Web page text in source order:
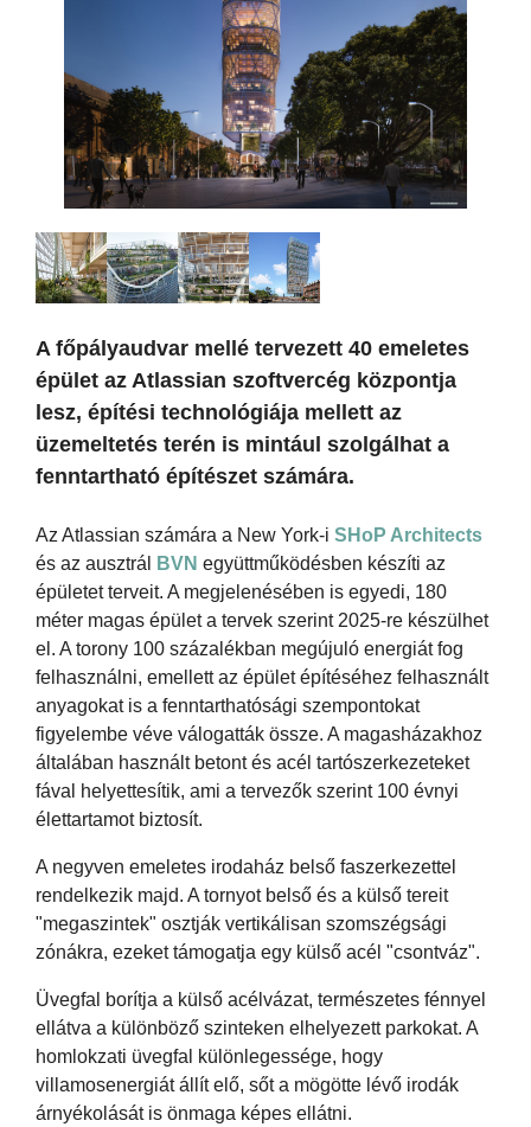
A főpályaudvar mellé tervezett 40 emeletes
épület az Atlassian szoftvercég központja
lesz, építési technológiája mellett az
üzemeltetés terén is mintául szolgálhat a
fenntartható építészet számára.
Az Atlassian számára a New York-i SHoP Architects
és az ausztrál
BVN együttműködésben készíti az
épületet terveit. A megjelenésében is egyedi, 180
méter magas épület a tervek szerint 2025-re készülhet
el. A torony 100 százalékban megújuló energiát fog
felhasználni, emellett az épület építéséhez felhasznált
anyagokat is a fenntarthatósági szempontokat
figyelembe véve válogatták össze. A magasházakhoz
általában használt betont és acél tartószerkezeteket
fával helyettesítik, ami a tervezők szerint 100 évnyi
élettartamot biztosít.
A negyven emeletes irodaház belső faszerkezettel
rendelkezik majd. A tornyot belső és a külső tereit
"megaszintek" osztják vertikálisan szomszégsági
zónákra, ezeket támogatja egy külső acél "csontváz".
Üvegfal borítja a külső acélvázat, természetes fénnyel
ellátva a különböző szinteken elhelyezett parkokat. A
homlokzati üvegfal különlegessége, hogy
villamosenergiát állít elő, sőt a mögötte lévő irodák
árnyékolását is önmaga képes ellátni.